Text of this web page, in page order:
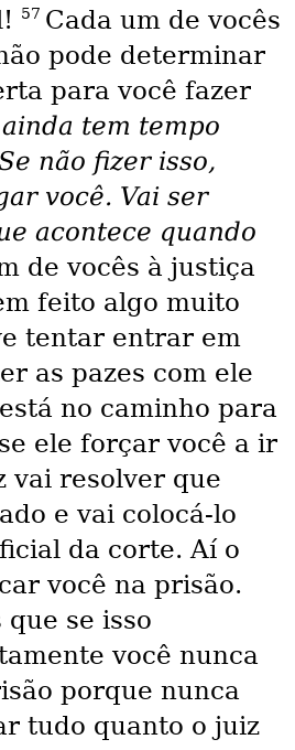
57 Cada um de vocês
pode determinar
para você fazer
tem tempo
não fizer isso,
você. Vai ser
acontece quando
de vocês à justiça
feito algo muito
tentar entrar em
as pazes com ele
no caminho para
ele forçar você a ir
vai resolver que
e vai colocá-lo
da corte. Aí o
você na prisão.
que se isso
você nunca
porque nunca
tudo quanto o juiz